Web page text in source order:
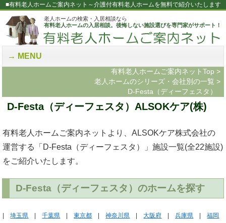
■有料老人ホームご案内ネット～介護付有料老人ホームを無料で紹介いたします
老人ホームの検索・入居相談なら
有料老人ホームの入居相談。後悔しない施設選びを専門家がサポート！
MENU
有料老人ホームご案内ネットTop >
老人ホームのシリーズ・会社別の一覧 >
D-Festa（ディーフェスタ）
D-Festa（ディーフェスタ）ALSOKケア(株)
有料老人ホームご案内ネットより、ALSOKケア株式会社の
運営する「D-Festa（ディーフェスタ）」施設一覧(全22施設)
をご紹介いたします。
D-Festa（ディーフェスタ）のホームを探す
|埼玉県 |千葉県 |東京都 |神奈川県 |大阪府 |兵庫県 |福岡